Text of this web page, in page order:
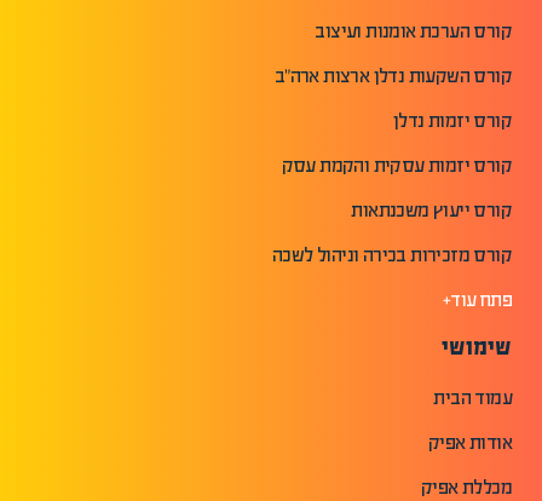
קורס הערכת אומנות ועיצוב
קורס השקעות נדלן ארצות ארה"ב
קורס יזמות נדלן
קורס יזמות עסקית והקמת עסק
קורס ייעוץ משכנתאות
קורס מזכירות בכירה וניהול לשכה
פתח עוד+
שימושי
עמוד הבית
אודות אפיק
מכללת אפיק